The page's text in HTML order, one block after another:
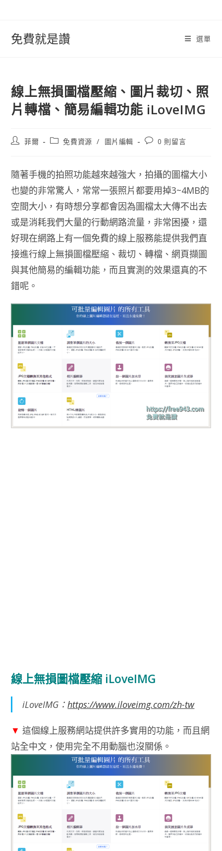
免費就是讚 選單
線上無損圖檔壓縮、圖片裁切、照
片轉檔、簡易編輯功能 iLoveIMG
文
者:
菲爾
文
別:
免費資源 / 圖片編輯
文
論：
0 則留言
隨著手機的拍照功能越來越強大，拍攝的圖檔大小
也變的非常驚人，常常一張照片都要用掉3~4MB的
空間大小，有時想分享都會因為圖檔太大傳不出去
或是消耗我們大量的行動網路流量，非常困擾，還
好現在網路上有一個免費的線上服務能提供我們直
接進行線上無損圖檔壓縮、裁切、轉檔、網頁擷圖
與其他簡易的編輯功能，而且實測的效果還真的不
錯呢。
線上無損圖檔壓縮 iLoveIMG
iLoveIMG：https://www.iloveimg.com/zh-tw
▼ 這個線上服務網站提供許多實用的功能，而且網
站全中文，使用完全不用動腦也沒關係。